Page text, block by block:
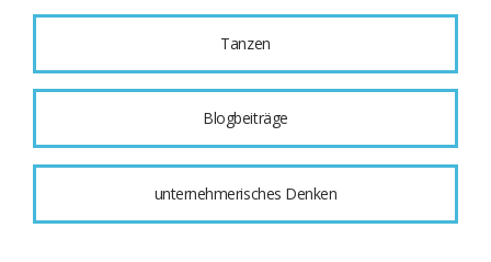
Tanzen
Blogbeiträge
unternehmerisches Denken